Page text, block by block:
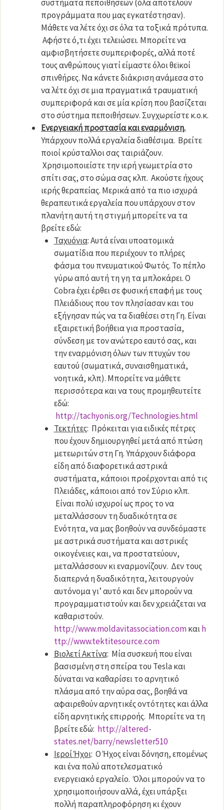
συστήματα πεποιθήσεων (όλα αποτελούν
προγράμματα που μας εγκατέστησαν).
Μάθετε να λέτε όχι σε όλα τα τοξικά πρότυπα.
Αφήστε ό,τι έχει τελειώσει. Μπορείτε να
αμφισβητήσετε συμπεριφορές, αλλά ποτέ
τους ανθρώπους γιατί είμαστε όλοι θεϊκοί
σπινθήρες. Να κάνετε διάκριση ανάμεσα στο
να λέτε όχι σε μια πραγματικά τραυματική
συμπεριφορά και σε μία κρίση που βασίζεται
στο σύστημα πεποιθήσεων. Συγχωρείστε κ.ο.κ.
Ενεργειακή προστασία και εναρμόνιση.
Υπάρχουν πολλά εργαλεία διαθέσιμα. Βρείτε
ποιοί κρύσταλλοι σας ταιριάζουν.
Χρησιμοποιείστε την ιερή γεωμετρία στο
σπίτι σας, στο σώμα σας κλπ. Ακούστε ήχους
ιερής θεραπείας. Μερικά από τα πιο ισχυρά
θεραπευτικά εργαλεία που υπάρχουν στον
πλανήτη αυτή τη στιγμή μπορείτε να τα
βρείτε εδώ:
Ταχυόνια: Αυτά είναι υποατομικά
σωματίδια που περιέχουν το πλήρες
φάσμα του πνευματικού Φωτός. Το πέπλο
γύρω από αυτή τη γη τα μπλοκάρει. Ο
Cobra έχει έρθει σε φυσική επαφή με τους
Πλειάδιους που τον πλησίασαν και του
εξήγησαν πώς να τα διαθέσει στη Γη. Είναι
εξαιρετική βοήθεια για προστασία,
σύνδεση με τον ανώτερο εαυτό σας, και
την εναρμόνιση όλων των πτυχών του
εαυτού (σωματικά, συναισθηματικά,
νοητικά, κλπ). Μπορείτε να μάθετε
περισσότερα και να τους προμηθευτείτε
εδώ:
http://tachyonis.org/Technologies.html
Τεκτήτες: Πρόκειται για ειδικές πέτρες
που έχουν δημιουργηθεί μετά από πτώση
μετεωριτών στη Γη. Υπάρχουν διάφορα
είδη από διαφορετικά αστρικά
συστήματα, κάποιοι προέρχονται από τις
Πλειάδες, κάποιοι από τον Σύριο κλπ.
Είναι πολύ ισχυροί ως προς το να
μεταλλάσσουν τη δυαδικότητα σε
Ενότητα, να μας βοηθούν να συνδεόμαστε
με αστρικά συστήματα και αστρικές
οικογένειες και, να προστατεύουν,
μεταλλάσσουν κι εναρμονίζουν. Δεν τους
διαπερνά η δυαδικότητα, λειτουργούν
αυτόνομα γι’ αυτό και δεν μπορούν να
προγραμματιστούν και δεν χρειάζεται να
καθαριστούν.
http://www.moldavitassociation.comκαιh
ttp://www.tektitesource.com
Βιολετί Ακτίνα: Μία συσκευή που είναι
βασισμένη στη σπείρα του Tesla και
δύναται να καθαρίσει το αρνητικό
πλάσμα από την αύρα σας, βοηθά να
αφαιρεθούν αρνητικές οντότητες και άλλα
είδη αρνητικής επιρροής. Μπορείτε να τη
βρείτε εδώ: http://altered-
states.net/barry/newsletter510
Ιεροί Ήχοι: Ο Ήχος είναι δόνηση, επομένως
και ένα πολύ αποτελεσματικό
ενεργειακό εργαλείο. Όλοι μπορούν να το
χρησιμοποιήσουν αλλά, έχει υπάρξει
πολλή παραπληροφόρηση κι έχουν